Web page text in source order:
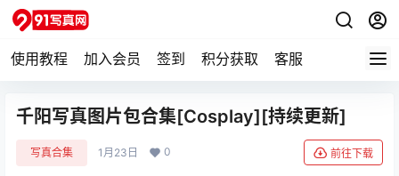
使用教程 加入会员 签到 积分获取 客服
千阳写真图片包合集[Cosplay][持续更新]
写真合集 1月23日 0 前往下载